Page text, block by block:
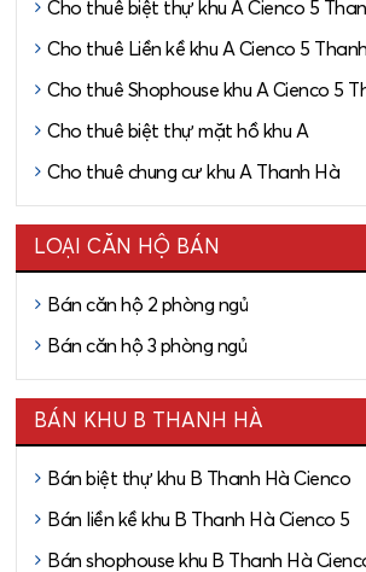
Cho thuê biệt thự khu A Cienco 5
Cho thuê Liền kề khu A Cienco 5
Cho thuê Shophouse khu A Cienco 5
Cho thuê biệt thự mặt hồ khu A
Cho thuê chung cư khu A Thanh Hà
LOẠI CĂN HỘ BÁN
Bán căn hộ 2 phòng ngủ
Bán căn hộ 3 phòng ngủ
BÁN KHU B THANH HÀ
Bán biệt thự khu B Thanh Hà Cienco
Bán liền kề khu B Thanh Hà Cienco 5
Bán shophouse khu B Thanh Hà